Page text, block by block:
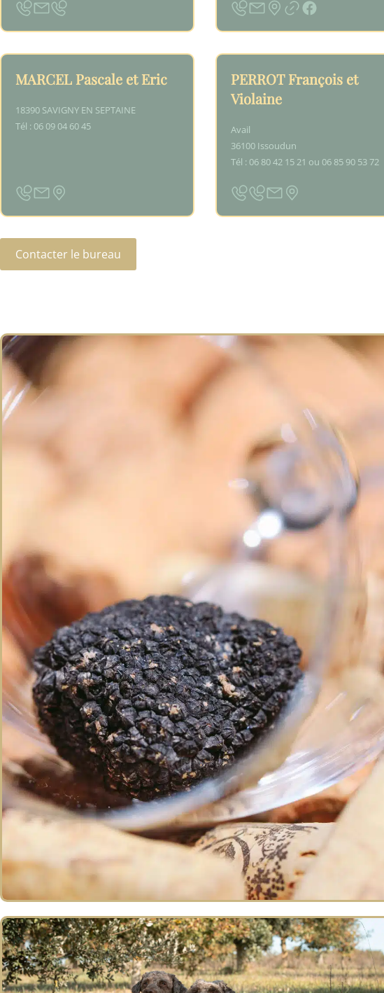
MARCEL Pascale et Eric
18390 SAVIGNY EN SEPTAINE
Tél : 06 09 04 60 45
PERROT François et
Violaine
Avail
36100 Issoudun
Tél : 06 80 42 15 21 ou 06 85 90 53 72
Contacter le bureau